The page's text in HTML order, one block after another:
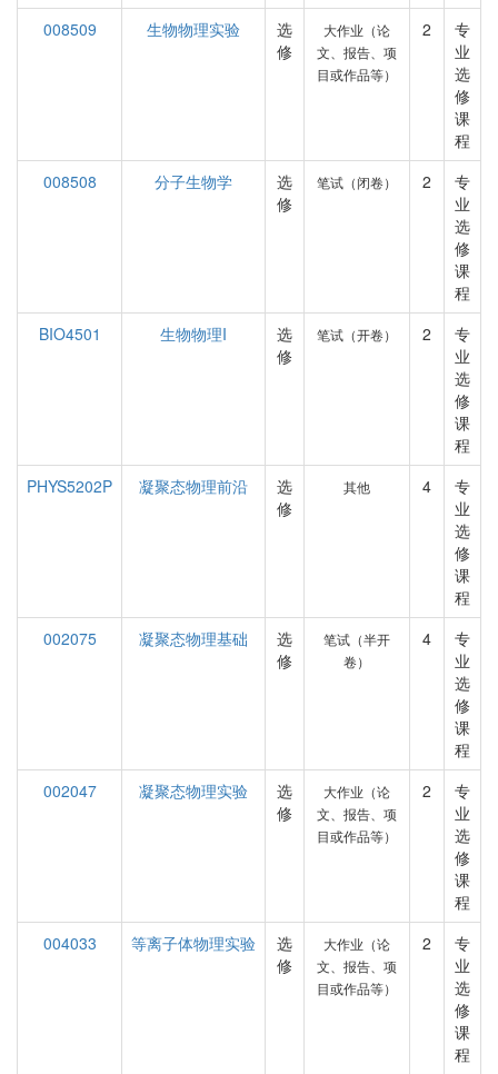
008509
生物物理实验
选
修
大作业（论
文、报告、项
目或作品等）
2
专
业
选
修
课
程
008508
分子生物学
选
修
笔试（闭卷） 2
专
业
选
修
课
程
BIO4501
生物物理I
选
修
笔试（开卷） 2
专
业
选
修
课
程
PHYS5202P
凝聚态物理前沿
选
修
其他 4
专
业
选
修
课
程
002075
凝聚态物理基础
选
修
笔试（半开
卷）
4
专
业
选
修
课
程
002047
凝聚态物理实验
选
修
大作业（论
文、报告、项
目或作品等）
2
专
业
选
修
课
程
004033
等离子体物理实验
选
修
大作业（论
文、报告、项
目或作品等）
2
专
业
选
修
课
程